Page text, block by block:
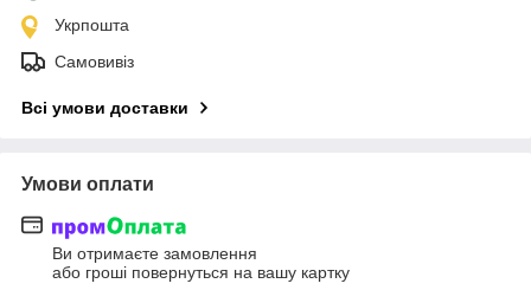
Укрпошта
Самовивіз
Всі умови доставки
Умови оплати
Ви отримаєте замовлення
або гроші повернуться на вашу картку